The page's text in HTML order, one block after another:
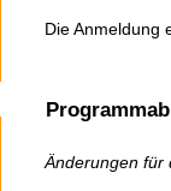
Die Anmeldung
Änderungen für